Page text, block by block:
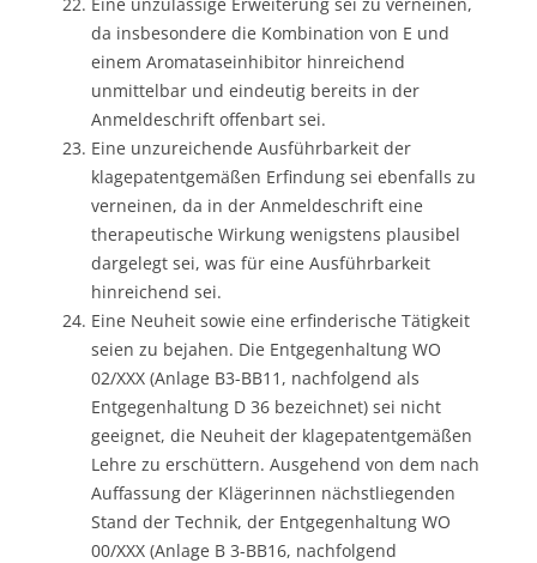
da insbesondere die Kombination von E und
einem Aromataseinhibitor hinreichend
unmittelbar und eindeutig bereits in der
Anmeldeschrift offenbart sei.
Eine unzureichende Ausführbarkeit der
klagepatentgemäßen Erfindung sei ebenfalls zu
verneinen, da in der Anmeldeschrift eine
therapeutische Wirkung wenigstens plausibel
dargelegt sei, was für eine Ausführbarkeit
hinreichend sei.
Eine Neuheit sowie eine erfinderische Tätigkeit
seien zu bejahen. Die Entgegenhaltung WO
02/XXX (Anlage B3-BB11, nachfolgend als
Entgegenhaltung D 36 bezeichnet) sei nicht
geeignet, die Neuheit der klagepatentgemäßen
Lehre zu erschüttern. Ausgehend von dem nach
Auffassung der Klägerinnen nächstliegenden
Stand der Technik, der Entgegenhaltung WO
00/XXX (Anlage B 3-BB16, nachfolgend